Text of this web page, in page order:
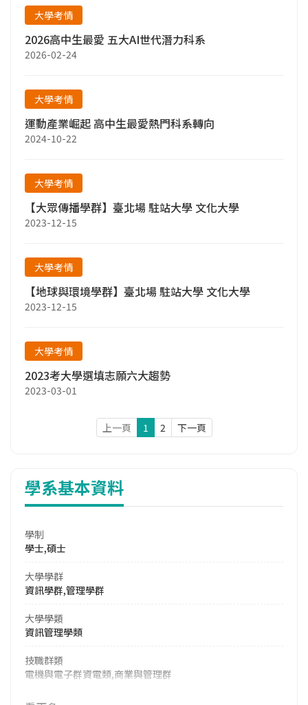
大學考情
2026高中生最愛 五大AI世代潛力科系
2026-02-24
大學考情
運動產業崛起 高中生最愛熱門科系轉向
2024-10-22
大學考情
【大眾傳播學群】臺北場 駐站大學 文化大學
2023-12-15
大學考情
【地球與環境學群】臺北場 駐站大學 文化大學
2023-12-15
大學考情
2023考大學選填志願六大趨勢
2023-03-01
上一頁 1 2 下一頁
學系基本資料
學制
學士,碩士
大學學群
資訊學群,管理學群
大學學類
資訊管理學類
技職群類
電機與電子群資電類,商業與管理群
114年學費